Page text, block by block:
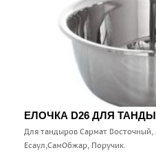
ЕЛОЧКА D26 ДЛЯ
Для тандыров Сармат
Есаул,СамОбжар, Поручик.